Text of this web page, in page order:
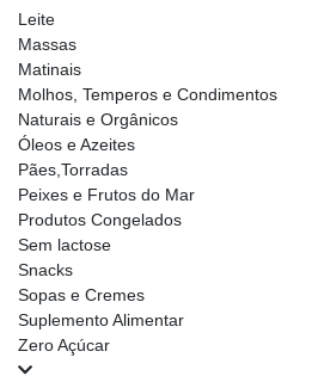
Leite
Massas
Matinais
Molhos, Temperos e Condimentos
Naturais e Orgânicos
Óleos e Azeites
Pães,Torradas
Peixes e Frutos do Mar
Produtos Congelados
Sem lactose
Snacks
Sopas e Cremes
Suplemento Alimentar
Zero Açúcar